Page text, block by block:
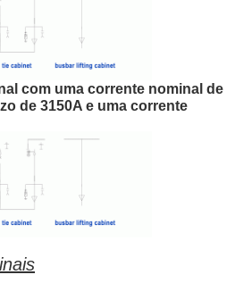
com uma corrente nominal de
de 3150A e uma corrente